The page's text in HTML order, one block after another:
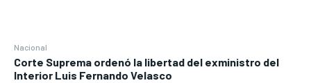
Nacional
Corte Suprema ordenó la libertad del exministro del
Interior Luis Fernando Velasco